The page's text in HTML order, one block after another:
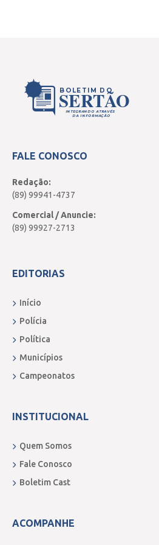
BOLETIM DO
SERTÃO
INTEGRANDO ATRAVÉS
DA INFORMAÇÃO
FALE CONOSCO
Redação:
(89) 99941-4737
Comercial / Anuncie:
(89) 99927-2713
EDITORIAS
Início
Polícia
Política
Municípios
Campeonatos
INSTITUCIONAL
Quem Somos
Fale Conosco
Boletim Cast
ACOMPANHE